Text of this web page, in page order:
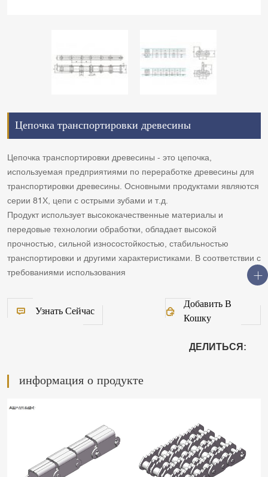
Цепочка транспортировки древесины
Цепочка транспортировки древесины - это цепочка,
используемая предприятиями по переработке древесины для
транспортировки древесины. Основными продуктами являются
серии 81X, цепи с острыми зубами и т.д.
Продукт использует высококачественные материалы и
передовые технологии обработки, обладает высокой
прочностью, сильной износостойкостью, стабильностью
транспортировки и другими характеристиками. В соответствии с
требованиями использования
Узнать Сейчас
Добавить В
Кошку
ДЕЛИТЬСЯ:
информация о продукте